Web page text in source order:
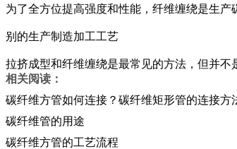
为了全方位提高强度和性能，纤维缠绕是生
别的生产制造加工工艺
拉挤成型和纤维缠绕是最常见的方法，但并
相关阅读：
碳纤维方管如何连接？碳纤维矩形管的连接方
碳纤维管的用途
碳纤维方管的工艺流程